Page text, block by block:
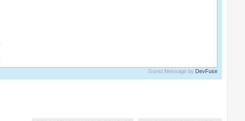
Guest Message by DevFuse